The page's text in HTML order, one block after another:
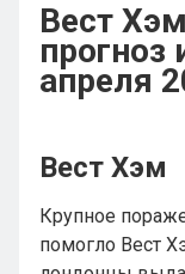
Вест
прогноз
апреля
Вест Хэм
Крупное
помогло Вест